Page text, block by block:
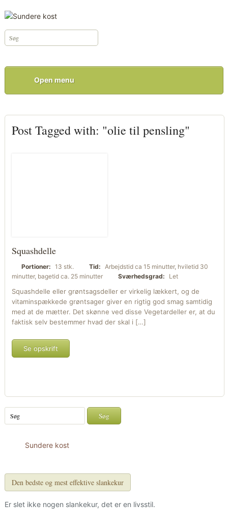
Open menu
Post Tagged with: "olie til pensling"
Squashdelle
Portioner: 13 stk. Tid: Arbejdstid ca 15 minutter, hviletid 30
minutter, bagetid ca. 25 minutter
Sværhedsgrad: Let
Squashdelle eller grøntsagsdeller er virkelig lækkert, og de
vitaminspækkede grøntsager giver en rigtig god smag samtidig
med at de mætter. Det skønne ved disse Vegetardeller er, at du
faktisk selv bestemmer hvad der skal i […]
Se opskrift
Sundere kost
Den bedste og mest effektive slankekur
Er slet ikke nogen slankekur, det er en livsstil.